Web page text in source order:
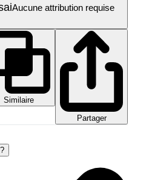
Aucune attribution requise
Similaire
Partager